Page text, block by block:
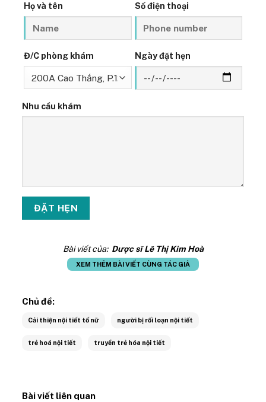
Họ và tên Số điện thoại
Đ/C phòng khám Ngày đặt hẹn
Nhu cầu khám
Bài viết của: Dược sĩ Lê Thị Kim Hoà
XEM THÊM BÀI VIẾT CÙNG TÁC GIẢ
Chủ đề:
Cải thiện nội tiết tố nữ người bị rối loạn nội tiết
trẻ hoá nội tiết truyền trẻ hóa nội tiết
Bài viết liên quan